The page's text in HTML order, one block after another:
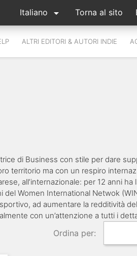
Italiano  Torna al sito
ALTRI EDITORI & AUTORI INDIE
di Business con stile per dare
territorio ma con un respiro
all’internazionale: per 12 anni
Women International Netwok
ad aumentare la redditività
con un’attenzione a tutti i
Ordina per: